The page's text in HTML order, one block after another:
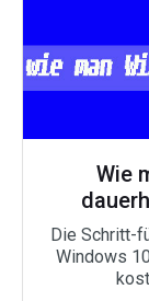
Wie
Die Schritt-
Windows